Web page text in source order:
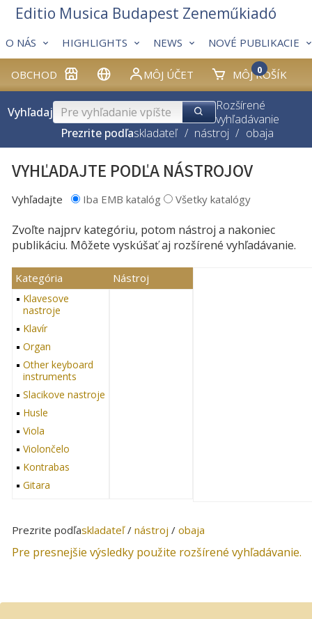
OBCHOD MÔJ ÚČET MÔJ KOŠÍK
0
O NÁS HIGHLIGHTS NEWS NOVÉ PUBLIKACIE
Editio Musica Budapest Zeneműkiadó
Vyhľadaj
Rozšírené
vyhľadávanie
Prezrite podľaskladateľ / nástroj / obaja
VYHĽADAJTE PODĽA NÁSTROJOV
Vyhľadajte Iba EMB katalóg Všetky katalógy
Zvoľte najprv kategóriu, potom nástroj a nakoniec
publikáciu. Môžete vyskúšať aj rozšírené vyhľadávanie.
Kategória
Klavesove
nastroje
Klavír
Organ
Other keyboard
instruments
Slacikove nastroje
Husle
Viola
Violončelo
Kontrabas
Gitara
Other string
instruments
Flauta
Nástroj
Prezrite podľaskladateľ/ nástroj / obaja
Pre presnejšie výsledky použite rozšírené vyhľadávanie.